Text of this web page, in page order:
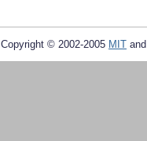
Copyright © 2002-2005 MIT